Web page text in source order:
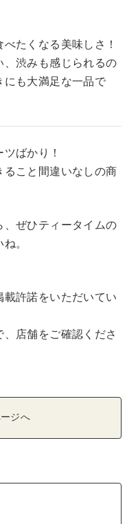
たくなる美味しさ！
、渋みも感じられるの
も大満足な一品で
ばかり！
こと間違いなしの商
ぜひティータイムの
。
許諾をいただいてい
店舗をご確認くださ
ジへ